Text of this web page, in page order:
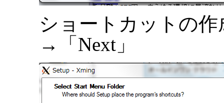
ショートカットの
→「Next」